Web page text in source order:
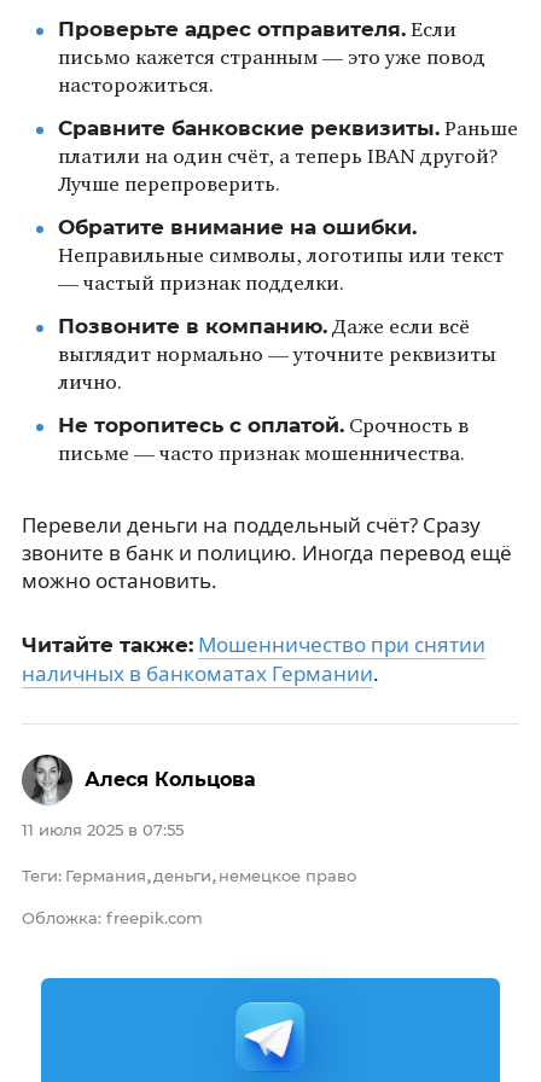
Проверьте адрес отправителя.Если
письмо кажется странным — это уже повод
насторожиться.
Сравните банковские реквизиты.Раньше
платили на один счёт, а теперь IBAN другой?
Лучше перепроверить.
Обратите внимание на ошибки.
Неправильные символы, логотипы или текст
— частый признак подделки.
Позвоните в компанию.Даже если всё
выглядит нормально — уточните реквизиты
лично.
Не торопитесь с оплатой.Срочность в
письме — часто признак мошенничества.
Перевели деньги на поддельный счёт? Сразу
звоните в банк и полицию. Иногда перевод ещё
можно остановить.
Читайте также: Мошенничество при снятии
наличных в банкоматах Германии.
11 июля 2025 в 07:55
Теги: Германия, деньги, немецкое право
Обложка: freepik.com
Алеся Кольцова